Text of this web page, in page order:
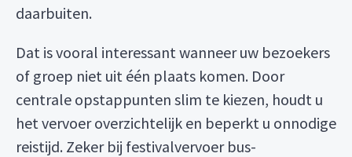
daarbuiten.
Dat is vooral interessant wanneer uw bezoekers
of groep niet uit één plaats komen. Door
centrale opstappunten slim te kiezen, houdt u
het vervoer overzichtelijk en beperkt u onnodige
reistijd. Zeker bij festivalvervoer bus-